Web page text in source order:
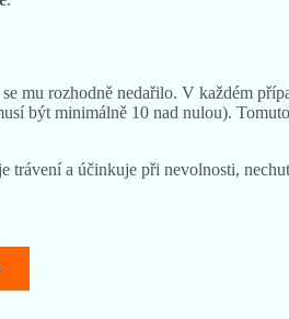
mu rozhodně nedařilo. V každém
být minimálně 10 nad nulou).